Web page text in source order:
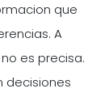
que
A
es precisa.
decisiones